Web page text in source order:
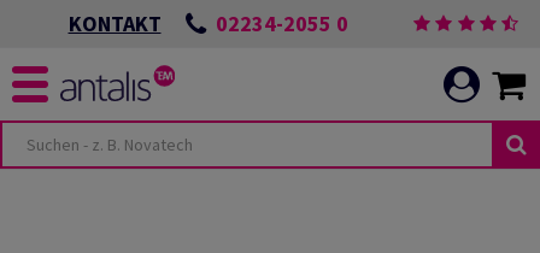
KONTAKT 02234-2055 0